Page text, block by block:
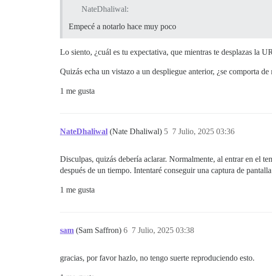
NateDhaliwal:
Empecé a notarlo hace muy poco
Lo siento, ¿cuál es tu expectativa, que mientras te desplazas la
Quizás echa un vistazo a un despliegue anterior, ¿se comporta de
1 me gusta
NateDhaliwal (Nate Dhaliwal) 7 Julio, 2025 03:36
5
Disculpas, quizás debería aclarar. Normalmente, al entrar en el
después de un tiempo. Intentaré conseguir una captura de
1 me gusta
sam (Sam Saffron) 7 Julio, 2025 03:38
6
gracias, por favor hazlo, no tengo suerte reproduciendo esto.